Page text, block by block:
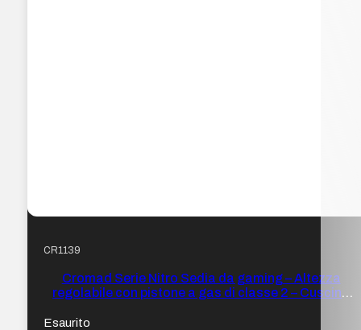
CR1139
Cromad Serie Nitro Sedia da gaming – Altezza
regolabile con pistone a gas di classe 2 – Cuscino
Esaurito